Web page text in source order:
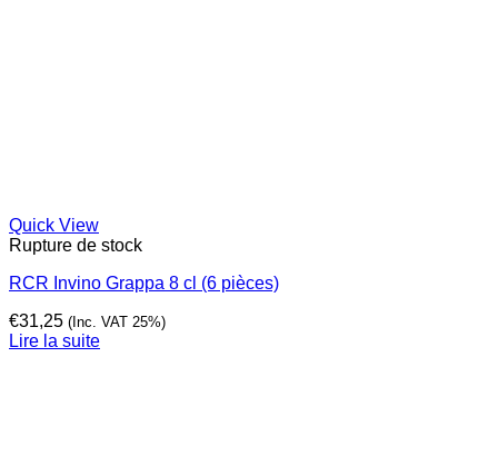
Quick View
Rupture de stock
RCR Invino Grappa 8 cl (6 pièces)
€31,25 (Inc. VAT 25%)
Lire la suite